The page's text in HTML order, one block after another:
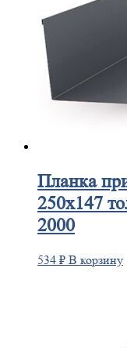
Планка
250х147
2000
534 ₽ В корзину